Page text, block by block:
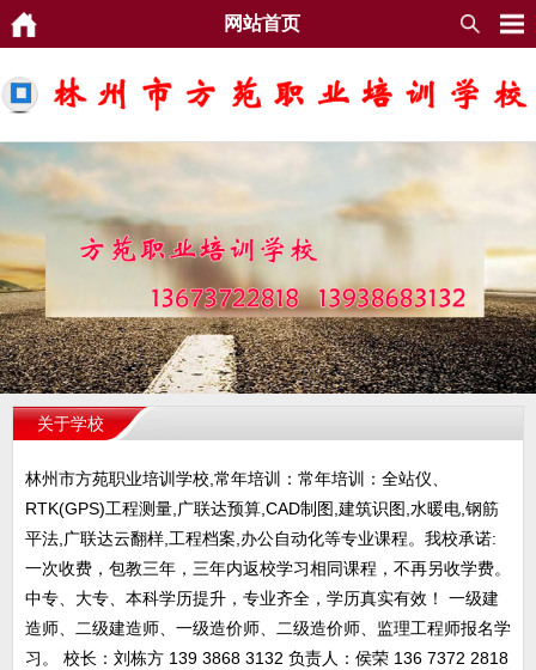
网站首页
关于学校
林州市方苑职业培训学校,常年培训：常年培训：全站仪、
RTK(GPS)工程测量,广联达预算,CAD制图,建筑识图,水暖电,钢筋
平法,广联达云翻样,工程档案,办公自动化等专业课程。我校承诺:
一次收费，包教三年，三年内返校学习相同课程，不再另收学费。
中专、大专、本科学历提升，专业齐全，学历真实有效！ 一级建
造师、二级建造师、一级造价师、二级造价师、监理工程师报名学
习。 校长：刘栋方 139 3868 3132 负责人：侯荣 136 7372 2818